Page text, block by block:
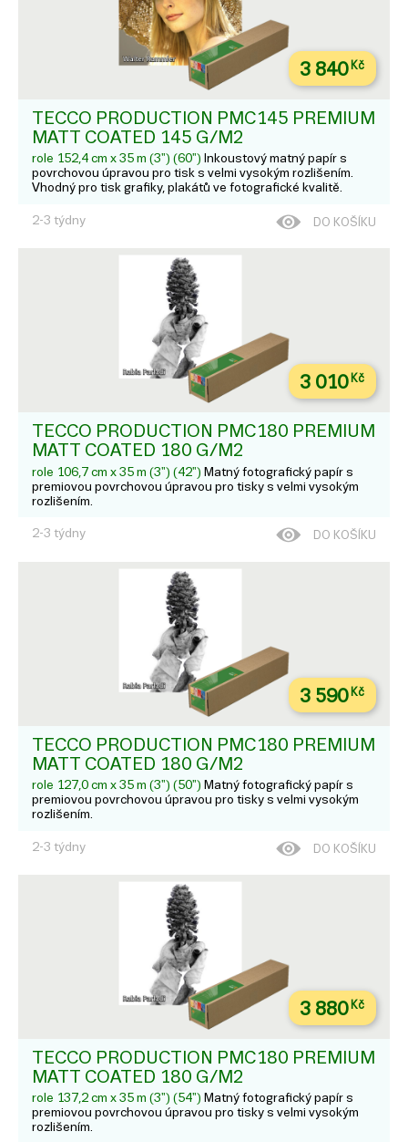
3 840Kč
TECCO PRODUCTION PMC145 PREMIUM
MATT COATED 145 G/M2
role 152,4 cm x 35 m (3") (60") Inkoustový matný papír s
povrchovou úpravou pro tisk s velmi vysokým rozlišením.
Vhodný pro tisk grafiky, plakátů ve fotografické kvalitě.
2-3 týdny DO KOŠÍKU
3 010Kč
TECCO PRODUCTION PMC180 PREMIUM
MATT COATED 180 G/M2
role 106,7 cm x 35 m (3") (42") Matný fotografický papír s
premiovou povrchovou úpravou pro tisky s velmi vysokým
rozlišením.
2-3 týdny DO KOŠÍKU
3 590Kč
TECCO PRODUCTION PMC180 PREMIUM
MATT COATED 180 G/M2
role 127,0 cm x 35 m (3") (50") Matný fotografický papír s
premiovou povrchovou úpravou pro tisky s velmi vysokým
rozlišením.
2-3 týdny DO KOŠÍKU
3 880Kč
TECCO PRODUCTION PMC180 PREMIUM
MATT COATED 180 G/M2
role 137,2 cm x 35 m (3") (54") Matný fotografický papír s
premiovou povrchovou úpravou pro tisky s velmi vysokým
rozlišením.